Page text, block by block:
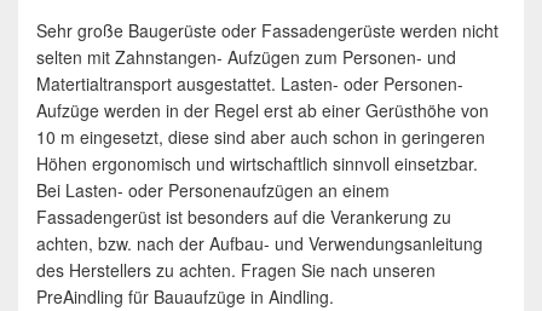
Sehr große Baugerüste oder Fassadengerüste werden nicht
selten mit Zahnstangen- Aufzügen zum Personen- und
Matertialtransport ausgestattet. Lasten- oder Personen-
Aufzüge werden in der Regel erst ab einer Gerüsthöhe von
10 m eingesetzt, diese sind aber auch schon in geringeren
Höhen ergonomisch und wirtschaftlich sinnvoll einsetzbar.
Bei Lasten- oder Personenaufzügen an einem
Fassadengerüst ist besonders auf die Verankerung zu
achten, bzw. nach der Aufbau- und Verwendungsanleitung
des Herstellers zu achten. Fragen Sie nach unseren
PreAindling für Bauaufzüge in Aindling.